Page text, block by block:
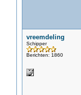
vreemdeling
Schipper
Berichten: 1860